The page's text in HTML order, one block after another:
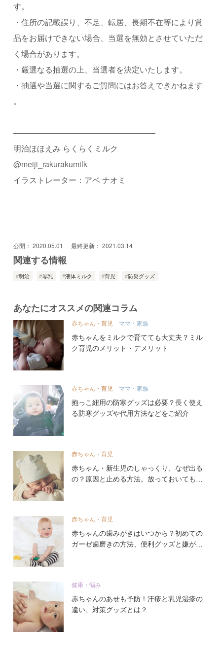
す。
・住所の記載誤り、不足、転居、長期不在等により賞
品をお届けできない場合、当選を無効とさせていただ
く場合があります。
・厳選なる抽選の上、当選者を決定いたします。
・抽選や当選に関するご質問にはお答えできかねます
。
——————————————————
明治ほほえみ らくらくミルク
@meiji_rakurakumilk
イラストレーター：アベ ナオミ
公開： 2020.05.01 最終更新： 2021.03.14
関連する情報
明治 母乳 液体ミルク 育児 防災グッズ
あなたにオススメの関連コラム
赤ちゃん・育児 ママ・家族
赤ちゃんをミルクで育てても大丈夫？ミル
ク育児のメリット・デメリット
赤ちゃん・育児 ママ・家族
抱っこ紐用の防寒グッズは必要？長く使え
る防寒グッズや代用方法などをご紹介
赤ちゃん・育児
赤ちゃん・新生児のしゃっくり、なぜ出る
の？原因と止める方法。放っておいても大
赤ちゃん・育児
赤ちゃんの歯みがきはいつから？初めての
ガーゼ歯磨きの方法、便利グッズと嫌がる
健康・悩み
赤ちゃんのあせも予防！汗疹と乳児湿疹の
違い、対策グッズとは？